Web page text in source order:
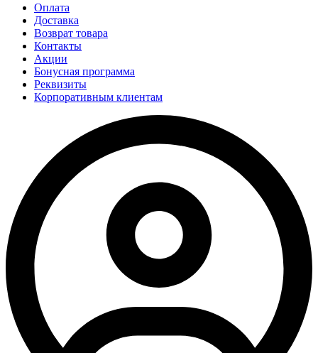
Оплата
Доставка
Возврат товара
Контакты
Акции
Бонусная программа
Реквизиты
Корпоративным клиентам